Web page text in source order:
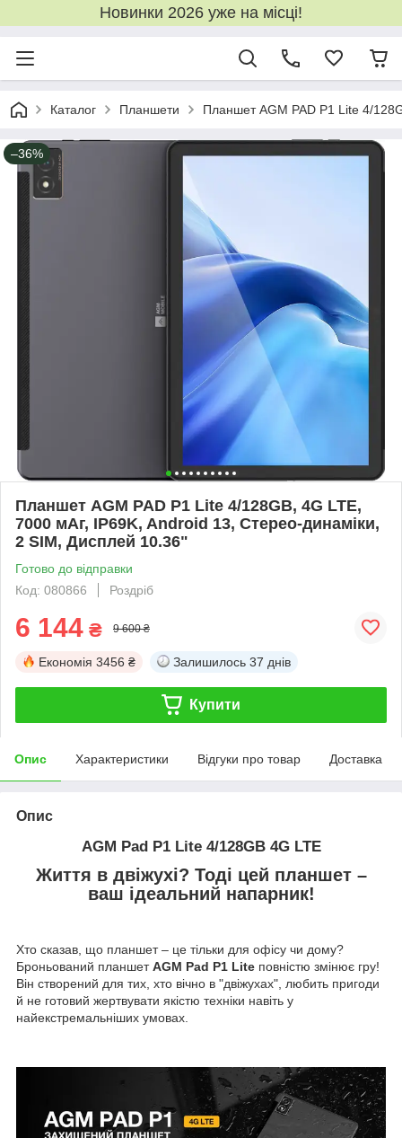
Новинки 2026 уже на місці!
Каталог Планшети Планшет AGM PAD P1 Lite 4/
–36%
Планшет AGM PAD P1 Lite 4/128GB, 4G LTE,
7000 мАг, IP69K, Android 13, Стерео-динаміки,
2 SIM, Дисплей 10.36"
Готово до відправки
Код: 080866
Роздріб
6 144 ₴ 9 600 ₴
Економія 3456 ₴ Залишилось 37 днів
Купити
Опис Характеристики Відгуки про товар Доставка
Опис
AGM Pad P1 Lite 4/128GB 4G LTE
Життя в двіжухі? Тоді цей планшет –
ваш ідеальний напарник!
Хто сказав, що планшет – це тільки для офісу чи дому?
Броньований планшетAGM Pad P1 Lite повністю змінює гру!
Він створений для тих, хто вічно в "двіжухах", любить пригоди
й не готовий жертвувати якістю техніки навіть у
найекстремальніших умовах.